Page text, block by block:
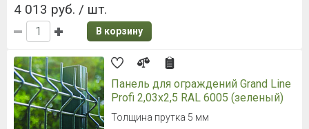
4 013 руб. / шт.
В корзину
Панель для ограждений Grand Line
Profi 2,03x2,5 RAL 6005 (зеленый)
Толщина прутка 5 мм